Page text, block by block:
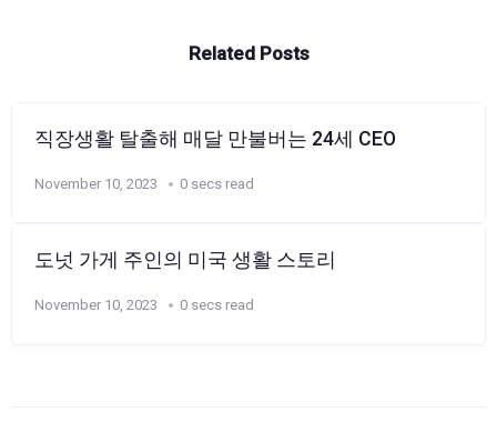
Related Posts
직장생활 탈출해 매달 만불버는 24세 CEO
November 10, 2023 0 secs read
도넛 가게 주인의 미국 생활 스토리
November 10, 2023 0 secs read